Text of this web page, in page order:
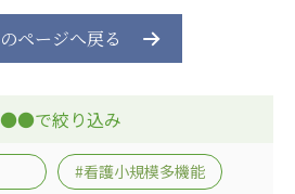
ページへ戻る
で絞り込み
#看護小規模多機能